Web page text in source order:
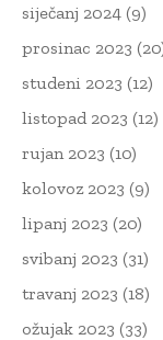
siječanj 2024 (9)
prosinac 2023
studeni 2023 (12)
listopad 2023 (12)
rujan 2023 (10)
kolovoz 2023 (9)
lipanj 2023 (20)
svibanj 2023 (31)
travanj 2023 (18)
ožujak 2023 (33)